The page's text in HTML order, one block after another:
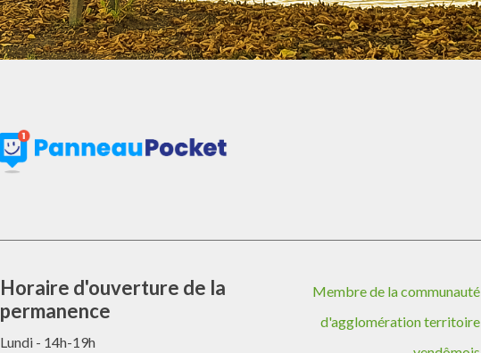
Horaire d'ouverture de la
permanence
Lundi - 14h-19h
Membre de la communauté
d'agglomération territoire